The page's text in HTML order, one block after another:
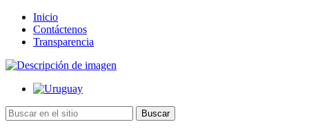
Inicio
Contáctenos
Transparencia